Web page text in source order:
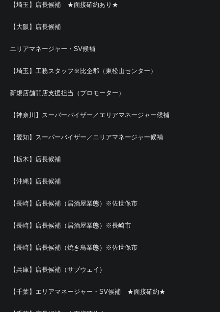
【埼玉】店長候補 ★面接確約あり★
【大阪】店長候補
エリアマネージャー・SV候補
【埼玉】工務スタッフ※比企郡（東松山センター）
新規店舗開店支援担当（プロモーター）
【神奈川】スーパーバイザー／エリアマネージャー候補
【愛知】スーパーバイザー／エリアマネージャー候補
【栃木】店長候補
【沖縄】店長候補
【長崎】店長候補（居酒屋業態）※佐世保市
【長崎】店長候補（居酒屋業態）※長崎市
【長崎】店長候補（焼き鳥業態）※佐世保市
【兵庫】店長候補（サブウェイ）
【千葉】エリアマネージャー・SV候補 ★面接確約★